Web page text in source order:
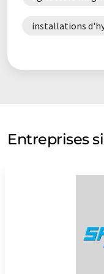
installations
Entreprises